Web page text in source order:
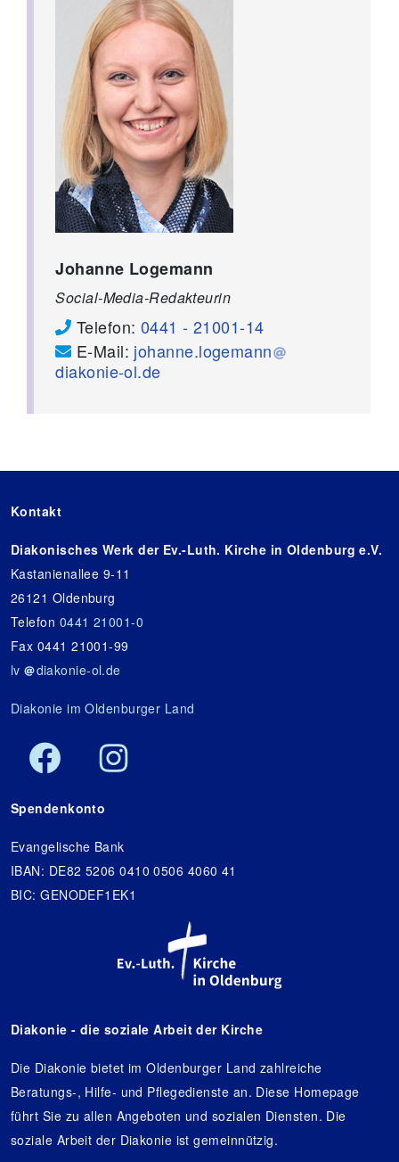
Johanne Logemann
Social-Media-Redakteurin
Telefon: 0441 - 21001-14
E-Mail: johanne.logemann
diakonie-ol.de
Kontakt
Diakonisches Werk der Ev.-Luth. Kirche in Oldenburg e.V.
Kastanienallee 9-11
26121 Oldenburg
Telefon 0441 21001-0
Fax 0441 21001-99
lv
diakonie-ol.de
Diakonie im Oldenburger Land
Spendenkonto
Evangelische Bank
IBAN: DE82 5206 0410 0506 4060 41
BIC: GENODEF1EK1
Diakonie - die soziale Arbeit der Kirche
Die Diakonie bietet im Oldenburger Land zahlreiche
Beratungs-, Hilfe- und Pflegedienste an. Diese Homepage
führt Sie zu allen Angeboten und sozialen Diensten. Die
soziale Arbeit der Diakonie ist gemeinnützig.